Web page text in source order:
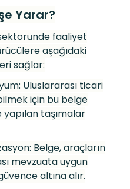
Yarar?
öründe faaliyet
aşağıdaki
sağlar:
Uluslararası ticari
için bu belge
taşımalar
Belge, araçların
mevzuata uygun
vence altına alır.